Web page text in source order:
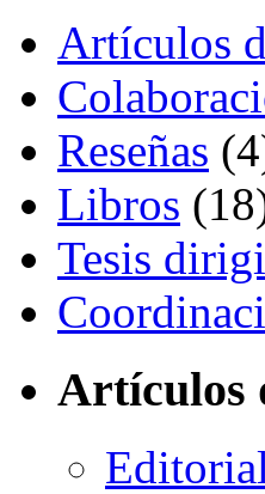
Artículos
Reseñas
Libros
Tesis
Artículos